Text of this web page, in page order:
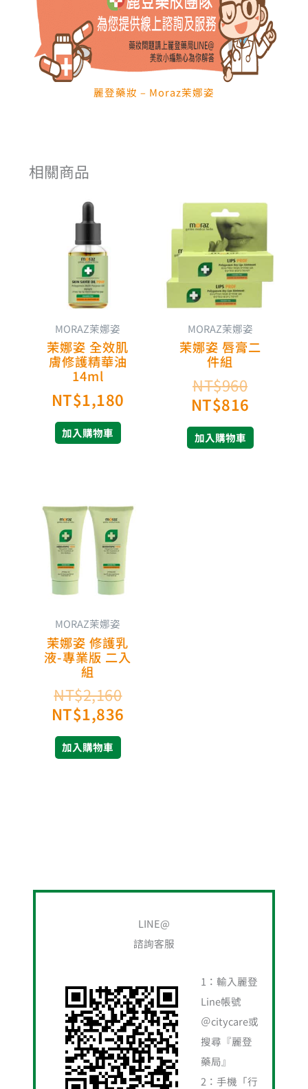
麗登藥妝 – Moraz茉娜姿
相關商品
MORAZ茉娜姿
茉娜姿 全效肌
膚修護精華油
14ml
NT$1,180
加入購物車
MORAZ茉娜姿
茉娜姿 唇膏二
件組
NT$960
原
始
價
格：
NT$816
目
前
價
格：
加入購物車
MORAZ茉娜姿
茉娜姿 修護乳
液-專業版 二入
組
NT$2,160
始
價
格：
NT$2,160。
NT$1,836
前
價
格：
NT$1,836。
加入購物車
LINE@
諮詢客服
1：輸入麗登
Line帳號
＠citycare或
搜尋『麗登
藥局』
2：手機「行